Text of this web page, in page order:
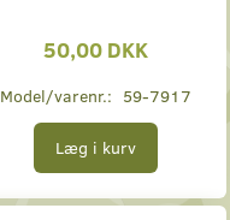
50,00 DKK
Model/varenr.: 59-7917
Læg i kurv